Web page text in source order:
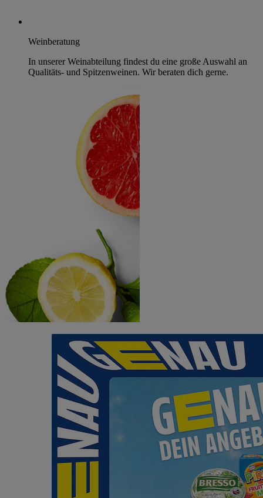
Weinberatung
In unserer Weinabteilung findest du eine große Auswahl an
Qualitäts- und Spitzenweinen. Wir beraten dich gerne.